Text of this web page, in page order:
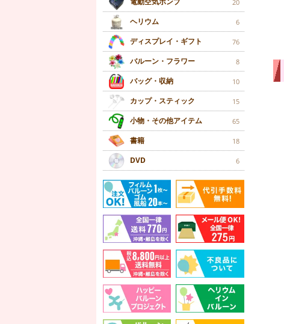
20
ヘリウム 6
ディスプレイ・ギフト 76
バルーン・フラワー 8
バッグ・収納 10
カップ・スティック 15
小物・その他アイテム 65
書籍 18
DVD 6